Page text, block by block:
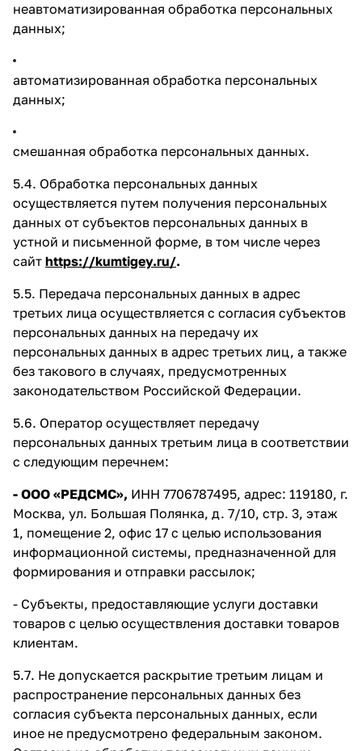
неавтоматизированная обработка персональных
данных;
автоматизированная обработка персональных
данных;
смешанная обработка персональных данных.
5.4. Обработка персональных данных
осуществляется путем получения персональных
данных от субъектов персональных данных в
устной и письменной форме, в том числе через
сайт https://kumtigey.ru/.
5.5. Передача персональных данных в адрес
третьих лица осуществляется с согласия субъектов
персональных данных на передачу их
персональных данных в адрес третьих лиц, а также
без такового в случаях, предусмотренных
законодательством Российской Федерации.
5.6. Оператор осуществляет передачу
персональных данных третьим лица в соответствии
с следующим перечнем:
- ООО «РЕДСМС», ИНН 7706787495, адрес: 119180, г.
Москва, ул. Большая Полянка, д. 7/10, стр. 3, этаж
1, помещение 2, офис 17 с целью использования
информационной системы, предназначенной для
формирования и отправки рассылок;
- Субъекты, предоставляющие услуги доставки
товаров с целью осуществления доставки товаров
клиентам.
5.7. Не допускается раскрытие третьим лицам и
распространение персональных данных без
согласия субъекта персональных данных, если
иное не предусмотрено федеральным законом.